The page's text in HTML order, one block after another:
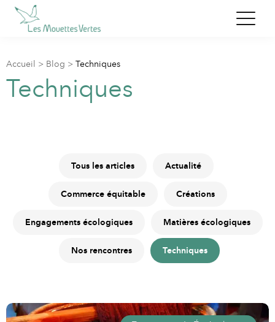
Accueil > Blog > Techniques
Techniques
Tous les articles Actualité
Commerce équitable Créations
Engagements écologiques Matières écologiques
Nos rencontres Techniques